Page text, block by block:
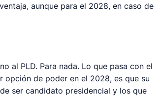
aunque para el 2028, en caso de
al PLD. Para nada. Lo que pasa con el
opción de poder en el 2028, es que su
ser candidato presidencial y los que